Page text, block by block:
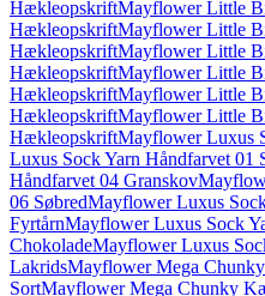
HækleopskriftMayflower Little
HækleopskriftMayflower Little
HækleopskriftMayflower Little
HækleopskriftMayflower Little
HækleopskriftMayflower Little
HækleopskriftMayflower Little
HækleopskriftMayflower Luxus
Luxus Sock Yarn Håndfarvet 01
Håndfarvet 04 Granskov
06 SøbredMayflower Luxus
FyrtårnMayflower Luxus Sock
ChokoladeMayflower Luxus
LakridsMayflower Mega
SortMayflower Mega Chunky